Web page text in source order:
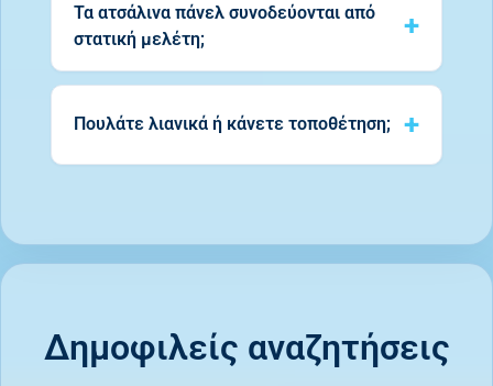
Τα ατσάλινα πάνελ συνοδεύονται από
στατική μελέτη;
Πουλάτε λιανικά ή κάνετε τοποθέτηση;
Δημοφιλείς αναζητήσεις